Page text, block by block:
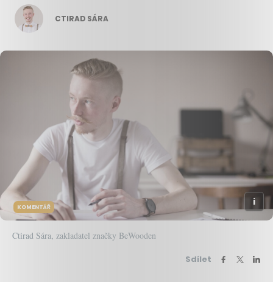
CTIRAD SÁRA
KOMENTÁŘ
Ctirad Sára, zakladatel značky BeWooden
Sdílet